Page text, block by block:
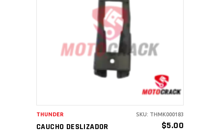
AÑADIR AL CARRITO
CAUCHO DESLIZADOR
$5.00
THUNDER SKU: THMK000183